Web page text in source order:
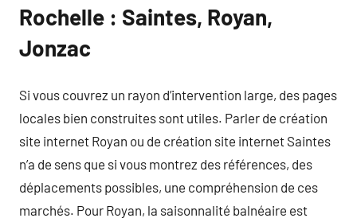
Rochelle : Saintes, Royan,
Jonzac
Si vous couvrez un rayon d’intervention large, des pages
locales bien construites sont utiles. Parler de création
site internet Royan ou de création site internet Saintes
n’a de sens que si vous montrez des références, des
déplacements possibles, une compréhension de ces
marchés. Pour Royan, la saisonnalité balnéaire est